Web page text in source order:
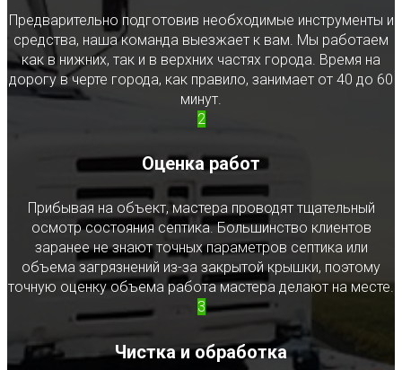
Предварительно подготовив необходимые инструменты и
средства, наша команда выезжает к вам. Мы работаем
как в нижних, так и в верхних частях города. Время на
дорогу в черте города, как правило, занимает от 40 до 60
минут.
2
Оценка работ
Прибывая на объект, мастера проводят тщательный
осмотр состояния септика. Большинство клиентов
заранее не знают точных параметров септика или
объема загрязнений из-за закрытой крышки, поэтому
точную оценку объема работа мастера делают на месте.
3
Чистка и обработка